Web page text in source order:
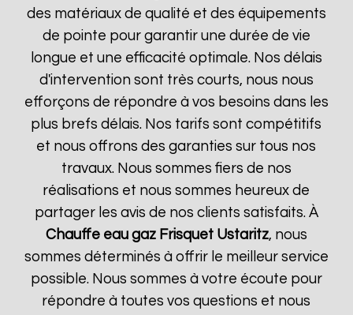
des matériaux de qualité et des équipements
de pointe pour garantir une durée de vie
longue et une efficacité optimale. Nos délais
d'intervention sont très courts, nous nous
efforçons de répondre à vos besoins dans les
plus brefs délais. Nos tarifs sont compétitifs
et nous offrons des garanties sur tous nos
travaux. Nous sommes fiers de nos
réalisations et nous sommes heureux de
partager les avis de nos clients satisfaits. À
Chauffe eau gaz Frisquet Ustaritz, nous
sommes déterminés à offrir le meilleur service
possible. Nous sommes à votre écoute pour
répondre à toutes vos questions et nous